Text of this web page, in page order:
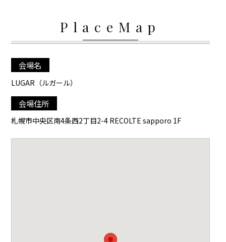
PlaceMap
会場名
LUGAR（ルガール）
会場住所
札幌市中央区南4条西2丁目2-4 RECOLTE sapporo 1F